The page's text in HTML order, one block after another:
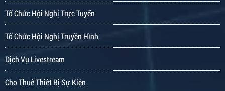
Tổ Chức Hội Nghị Trực Tuyến
Tổ Chức Hội Nghị Truyền Hình
Dịch Vụ Livestream
Cho Thuê Thiết Bị Sự Kiện